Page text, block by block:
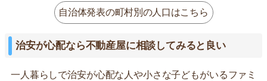
自治体発表の町村別の人口はこちら
治安が心配なら不動産屋に相談してみると良い
一人暮らしで治安が心配な人や小さな子どもがいるファミ